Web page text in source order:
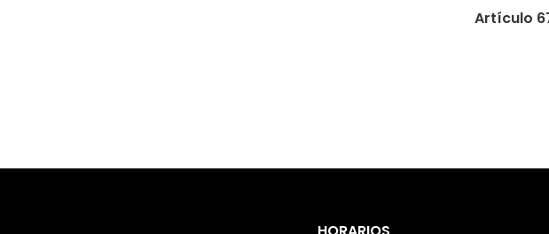
Artículo